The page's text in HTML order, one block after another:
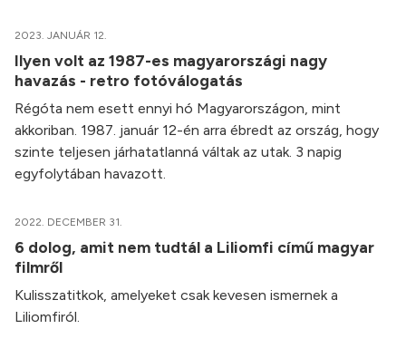
2023. JANUÁR 12.
Ilyen volt az 1987-es magyarországi nagy
havazás - retro fotóválogatás
Régóta nem esett ennyi hó Magyarországon, mint
akkoriban. 1987. január 12-én arra ébredt az ország, hogy
szinte teljesen járhatatlanná váltak az utak. 3 napig
egyfolytában havazott.
2022. DECEMBER 31.
6 dolog, amit nem tudtál a Liliomfi című magyar
filmről
Kulisszatitkok, amelyeket csak kevesen ismernek a
Liliomfiról.